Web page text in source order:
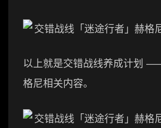
以上就是交错战线养成计划
格尼相关内容。